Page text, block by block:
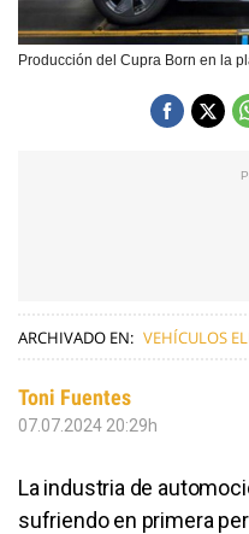
Producción del Cupra Born en la
ARCHIVADO EN: VEHÍCULOS
Toni Fuentes
07.07.2024 20:29h
La industria de
sufriendo en primera